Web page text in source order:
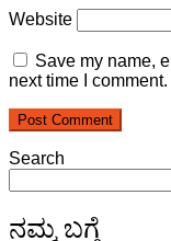
Website
Save my name,
next time I comment.
Search
ನಮ್ಮ ಬಗ್ಗೆ